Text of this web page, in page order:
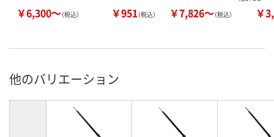
￥6,300～（税込） ￥951（税込） ￥7,826～（税込） ￥
他のバリエーション